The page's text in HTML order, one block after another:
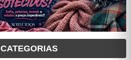
CATEGORIAS